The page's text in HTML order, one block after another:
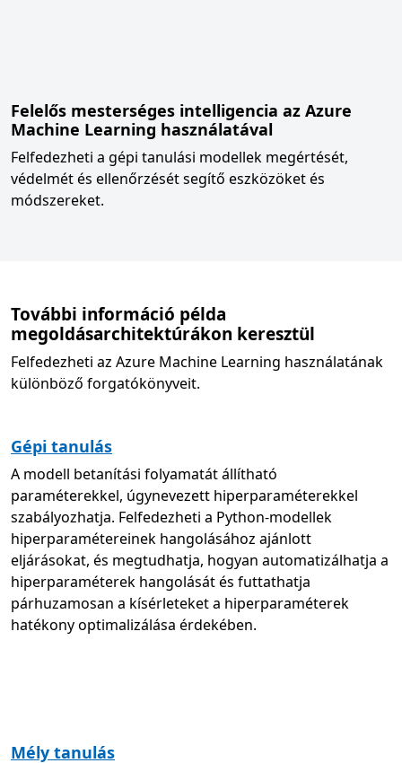
Felelős mesterséges intelligencia az Azure
Machine Learning használatával
Felfedezheti a gépi tanulási modellek megértését,
védelmét és ellenőrzését segítő eszközöket és
módszereket.
További információ példa
megoldásarchitektúrákon keresztül
Felfedezheti az Azure Machine Learning használatának
különböző forgatókönyveit.
Gépi tanulás
A modell betanítási folyamatát állítható
paraméterekkel, úgynevezett hiperparaméterekkel
szabályozhatja. Felfedezheti a Python-modellek
hiperparamétereinek hangolásához ajánlott
eljárásokat, és megtudhatja, hogyan automatizálhatja a
hiperparaméterek hangolását és futtathatja
párhuzamosan a kísérleteket a hiperparaméterek
hatékony optimalizálása érdekében.
Mély tanulás